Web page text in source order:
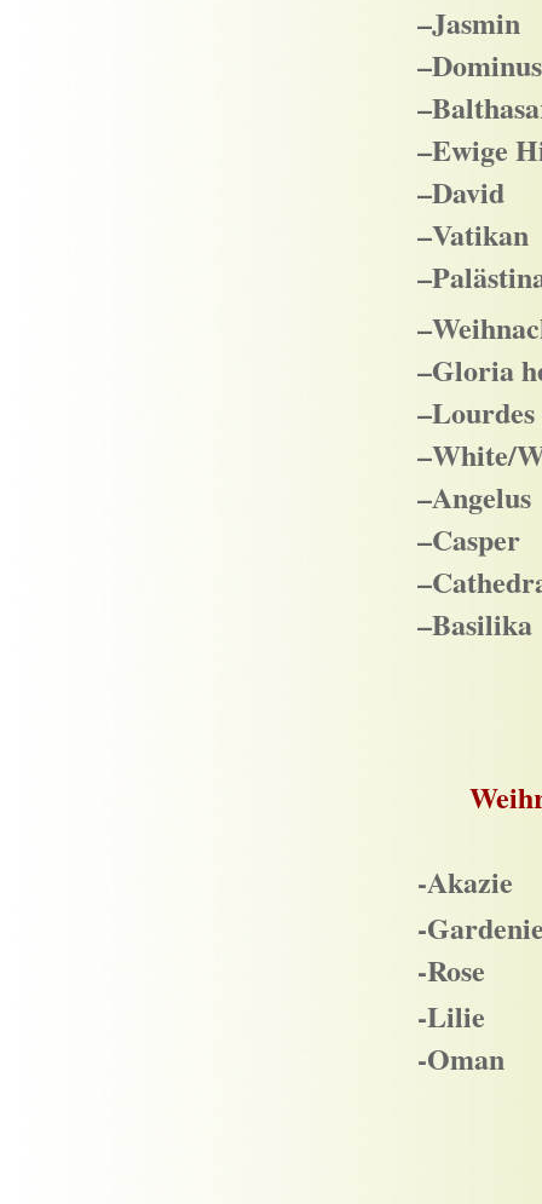
–Jasmin
–Dominus
–Ewige
–David
–Vatikan
–Gloria
–White/
–Angelus
–Casper
–Basilika
-Akazie
-
-Rose
-Lilie
-Oman